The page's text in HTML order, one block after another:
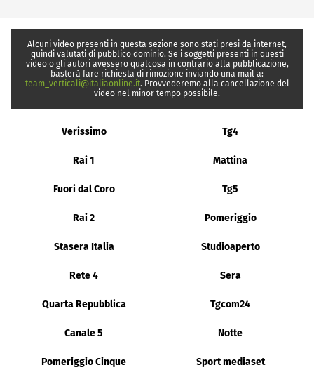
Alcuni video presenti in questa sezione sono stati presi da internet,
quindi valutati di pubblico dominio. Se i soggetti presenti in questi
video o gli autori avessero qualcosa in contrario alla pubblicazione,
basterà fare richiesta di rimozione inviando una mail a:
team_verticali@italiaonline.it. Provvederemo alla cancellazione del
video nel minor tempo possibile.
Verissimo Tg4
Rai 1 Mattina
Fuori dal Coro Tg5
Rai 2 Pomeriggio
Stasera Italia Studioaperto
Rete 4 Sera
Quarta Repubblica Tgcom24
Canale 5 Notte
Pomeriggio Cinque Sport mediaset